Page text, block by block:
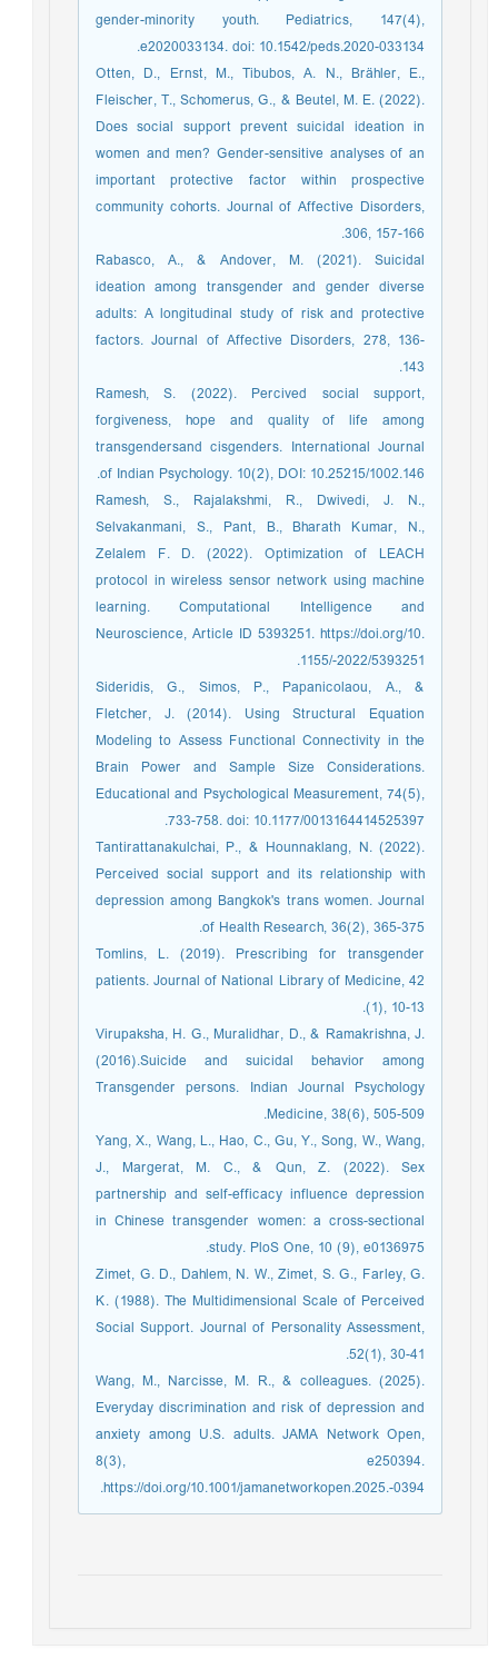
gender-minority youth. Pediatrics, 147(4),
e2020033134. doi: 10.1542/peds.2020-033134.
Otten, D., Ernst, M., Tibubos, A. N., Brähler, E.,
Fleischer, T., Schomerus, G., & Beutel, M. E. (2022).
Does social support prevent suicidal ideation in
women and men? Gender-sensitive analyses of an
important protective factor within prospective
community cohorts. Journal of Affective Disorders,
306, 157-166.
Rabasco, A., & Andover, M. (2021). Suicidal
ideation among transgender and gender diverse
adults: A longitudinal study of risk and protective
factors. Journal of Affective Disorders, 278, 136-
143.
Ramesh, S. (2022). Percived social support,
forgiveness, hope and quality of life among
transgendersand cisgenders. International Journal
of Indian Psychology. 10(2), DOI: 10.25215/1002.146.
Ramesh, S., Rajalakshmi, R., Dwivedi, J. N.,
Selvakanmani, S., Pant, B., Bharath Kumar, N.,
Zelalem F. D. (2022). Optimization of LEACH
protocol in wireless sensor network using machine
learning. Computational Intelligence and
Neuroscience, Article ID 5393251. https://doi.org/10.
1155/-2022/5393251.
Sideridis, G., Simos, P., Papanicolaou, A., &
Fletcher, J. (2014). Using Structural Equation
Modeling to Assess Functional Connectivity in the
Brain Power and Sample Size Considerations.
Educational and Psychological Measurement, 74(5),
733-758. doi: 10.1177/0013164414525397.
Tantirattanakulchai, P., & Hounnaklang, N. (2022).
Perceived social support and its relationship with
depression among Bangkok's trans women. Journal
of Health Research, 36(2), 365-375.
Tomlins, L. (2019). Prescribing for transgender
patients. Journal of National Library of Medicine, 42
(1), 10-13.
Virupaksha, H. G., Muralidhar, D., & Ramakrishna, J.
(2016).Suicide and suicidal behavior among
Transgender persons. Indian Journal Psychology
Medicine, 38(6), 505-509.
Yang, X., Wang, L., Hao, C., Gu, Y., Song, W., Wang,
J., Margerat, M. C., & Qun, Z. (2022). Sex
partnership and self-efficacy influence depression
in Chinese transgender women: a cross-sectional
study. PloS One, 10 (9), e0136975.
Zimet, G. D., Dahlem, N. W., Zimet, S. G., Farley, G.
K. (1988). The Multidimensional Scale of Perceived
Social Support. Journal of Personality Assessment,
52(1), 30-41.
Wang, M., Narcisse, M. R., & colleagues. (2025).
Everyday discrimination and risk of depression and
anxiety among U.S. adults. JAMA Network Open,
8(3), e250394.
https://doi.org/10.1001/jamanetworkopen.2025.-0394.